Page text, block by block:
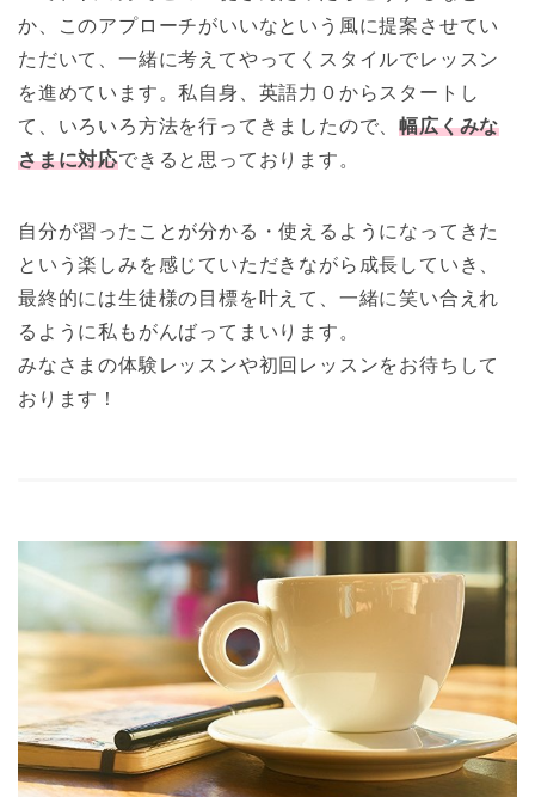
か、このアプローチがいいなという風に提案させてい
ただいて、一緒に考えてやってくスタイルでレッスン
を進めています。私自身、英語力０からスタートし
て、いろいろ方法を行ってきましたので、幅広くみな
さまに対応できると思っております。
自分が習ったことが分かる・使えるようになってきた
という楽しみを感じていただきながら成長していき、
最終的には生徒様の目標を叶えて、一緒に笑い合えれ
るように私もがんばってまいります。
みなさまの体験レッスンや初回レッスンをお待ちして
おります！